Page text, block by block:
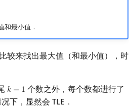
和最小值．
较来找出最大值（和最小值），时
𝑘 − 1
k−1 个数之外，每个数都进行了
下，显然会 TLE．